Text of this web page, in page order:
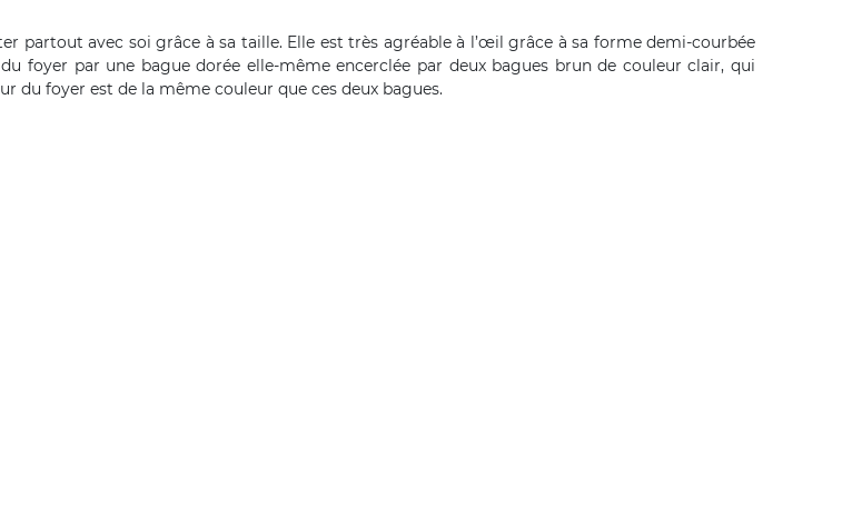
partout avec soi grâce à sa taille. Elle est très agréable à l’œil grâce à sa forme demi-courbée
foyer par une bague dorée elle-même encerclée par deux bagues brun de couleur clair, qui
du foyer est de la même couleur que ces deux bagues.